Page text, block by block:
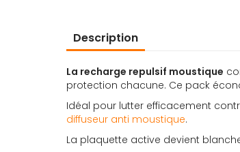
Description
La recharge repulsif moustique
protection chacune. Ce pack
Idéal pour lutter efficacement
diffuseur anti moustique.
La plaquette active devient